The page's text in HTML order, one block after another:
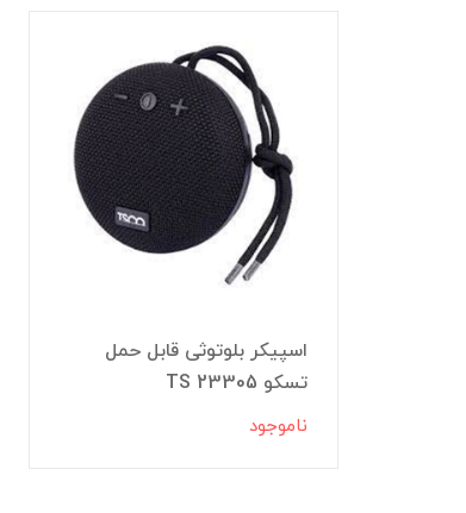
اسپیکر بلوتوثی قابل حمل
تسکو TS 23305
ناموجود